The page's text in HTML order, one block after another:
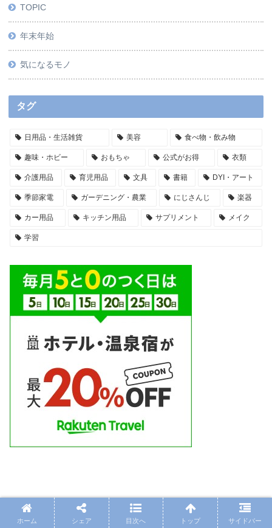
TOPIC
年末年始
気になるモノ
タグ
日用品・生活雑貨 美容 食べ物・飲み物
趣味・ホビー おもちゃ 公式がお得 衣類
介護用品 育児用品 文具 書籍 DYI・アート
季節家電 ガーデニング・農業 にじさんじ 楽器
カー用品 キッチン用品 サプリメント メイク
学習
ホーム シェア 目次へ トップ サイドバー